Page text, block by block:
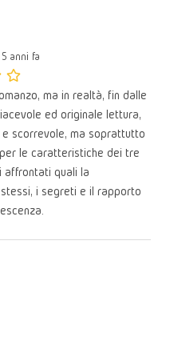
5 anni fa
ma in realtà, fin dalle
ed originale lettura,
scorrevole, ma soprattutto
le caratteristiche dei tre
affrontati quali la
i segreti e il rapporto